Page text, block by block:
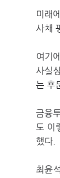
미래
사채
여기
사실
는 후
금융
도 이
했다.
최윤